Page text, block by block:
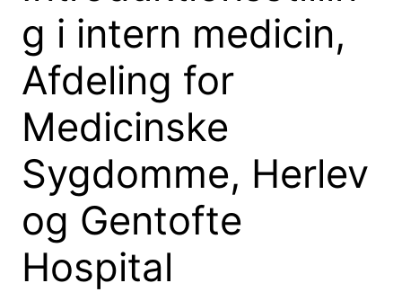
g i intern medicin,
Afdeling for
Medicinske
Sygdomme, Herlev
og Gentofte
Hospital